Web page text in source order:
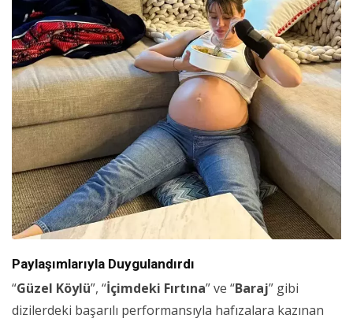
Paylaşımlarıyla Duygulandırdı
“Güzel Köylü”, “İçimdeki Fırtına” ve “Baraj” gibi
dizilerdeki başarılı performansıyla hafızalara kazınan